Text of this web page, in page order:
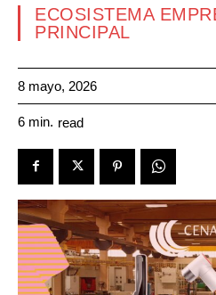
ECOSISTEMA
PRINCIPAL
8 mayo, 2026
6 min. read